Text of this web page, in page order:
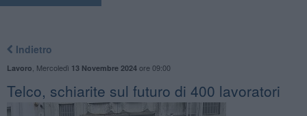
Indietro
Lavoro Mercoledì 13 Novembre 2024ore 09:00
Telco, schiarite sul futuro di 400 lavoratori